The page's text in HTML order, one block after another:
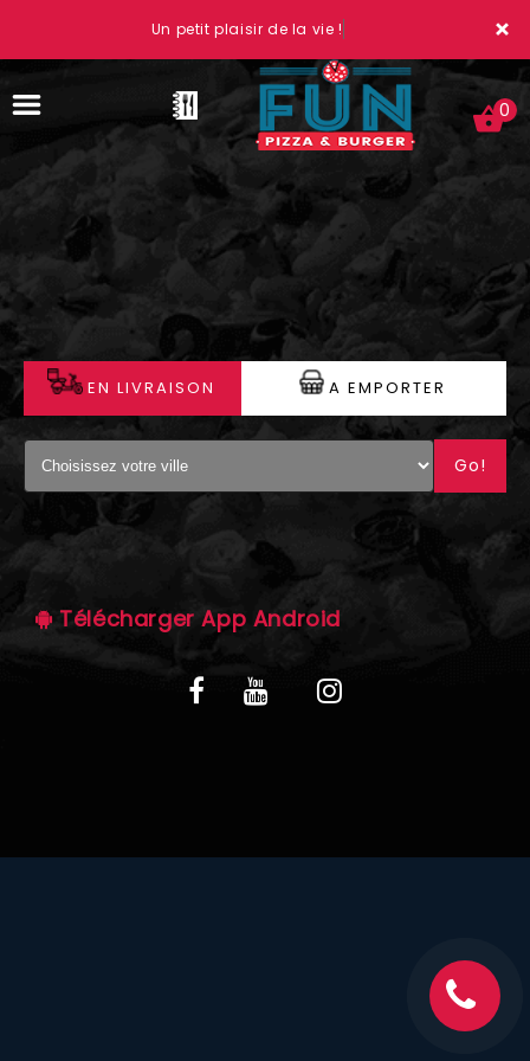
×
Un petit plaisir de la vie !
ACCUEIL
LA CARTE
VOTRE COMPTE
NOTRE RESTAURANT
VOS AVIS
MENTIONS LÉGALES
0
EN LIVRAISON A EMPORTER
Go!
Télécharger App Android